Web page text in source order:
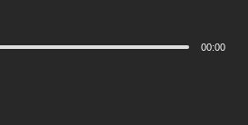
00:00